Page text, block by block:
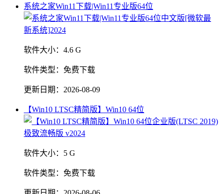
系统之家Win11下载|Win11专业版64位
软件大小： 4.6 G
软件类型： 免费下载
更新日期： 2026-08-09
【Win10 LTSC精简版】Win10 64位
软件大小： 5 G
软件类型： 免费下载